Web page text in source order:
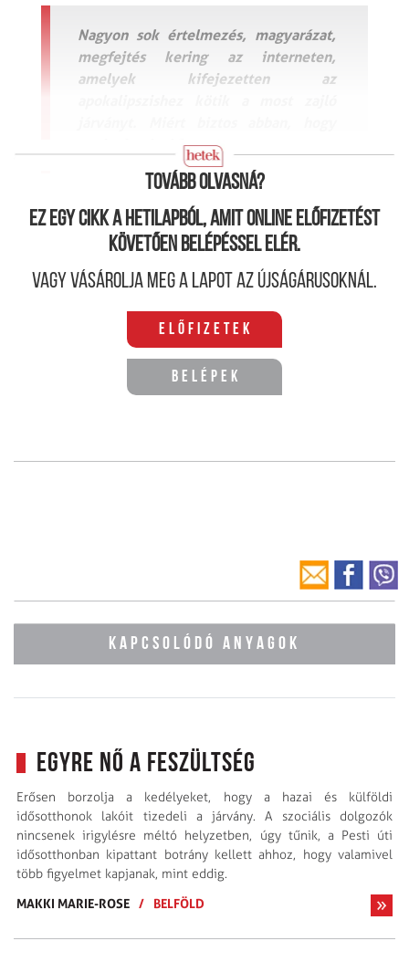
Nagyon sok értelmezés, magyarázat,
megfejtés kering az interneten,
amelyek kifejezetten az
ezek tévednek?
Tovább olvasná?
Ez egy cikk a hetilapból, amit online előfizetést
követően belépéssel elér.
Vagy vásárolja meg a lapot az újságárusoknál.
Előfizetek
Belépek
KAPCSOLÓDÓ ANYAGOK
Egyre nő a feszültség
Erősen borzolja a kedélyeket, hogy a hazai és külföldi
idősotthonok lakóit tizedeli a járvány. A szociális dolgozók
nincsenek irigylésre méltó helyzetben, úgy tűnik, a Pesti úti
idősotthonban kipattant botrány kellett ahhoz, hogy valamivel
több figyelmet kapjanak, mint eddig.
MAKKI MARIE-ROSE / BELFÖLD